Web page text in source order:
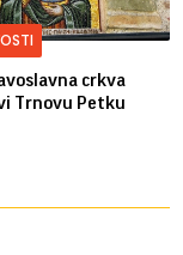
crkva
Trnovu Petku